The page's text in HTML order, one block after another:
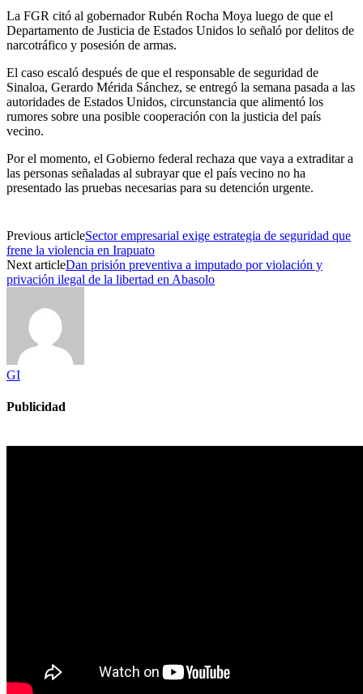
La FGR citó al gobernador Rubén Rocha Moya luego de que el
Departamento de Justicia de Estados Unidos lo señaló por delitos de
narcotráfico y posesión de armas.
El caso escaló después de que el responsable de seguridad de
Sinaloa, Gerardo Mérida Sánchez, se entregó la semana pasada a las
autoridades de Estados Unidos, circunstancia que alimentó los
rumores sobre una posible cooperación con la justicia del país
vecino.
Por el momento, el Gobierno federal rechaza que vaya a extraditar a
las personas señaladas al subrayar que el país vecino no ha
presentado las pruebas necesarias para su detención urgente.
Previous articleSector empresarial exige estrategia de seguridad que
frene la violencia en Irapuato
Next articleDan prisión preventiva a imputado por violación y
privación ilegal de la libertad en Abasolo
GI
Publicidad